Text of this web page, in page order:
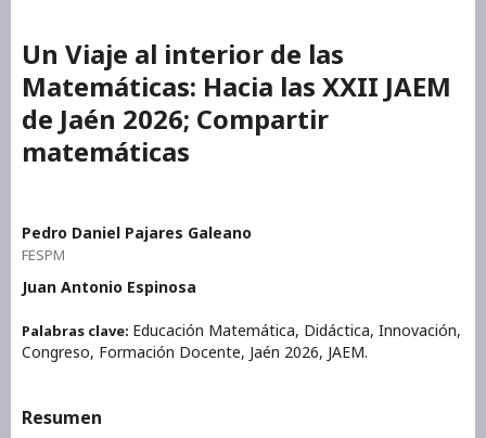
Un Viaje al interior de las
Matemáticas: Hacia las XXII JAEM
de Jaén 2026; Compartir
matemáticas
Pedro Daniel Pajares Galeano
FESPM
Juan Antonio Espinosa
Palabras clave: Educación Matemática, Didáctica, Innovación,
Congreso, Formación Docente, Jaén 2026, JAEM.
Resumen